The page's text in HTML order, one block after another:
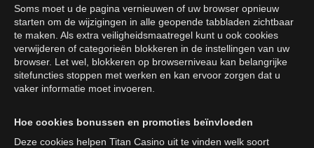
Soms moet u de pagina vernieuwen of uw browser opnieuw
starten om de wijzigingen in alle geopende tabbladen zichtbaar
te maken. Als extra veiligheidsmaatregel kunt u ook cookies
verwijderen of categorieën blokkeren in de instellingen van uw
browser. Let wel, blokkeren op browserniveau kan belangrijke
sitefuncties stoppen met werken en kan ervoor zorgen dat u
vaker informatie moet invoeren.
Hoe cookies bonussen en promoties beïnvloeden
Deze cookies helpen Titan Casino uit te vinden welk soort